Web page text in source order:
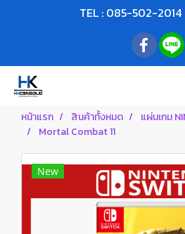
TEL : 085-502-
หน้าแรก สินค้าทั้งหมด
แผ่นเกม
Mortal Combat 11
New